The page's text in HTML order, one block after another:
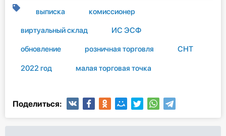
выписка комиссионер
виртуальный склад ИС ЭСФ
обновление розничная торговля СНТ
2022 год малая торговая точка
Поделиться: